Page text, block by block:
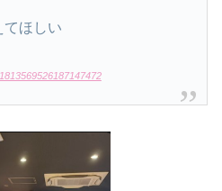
てほしい